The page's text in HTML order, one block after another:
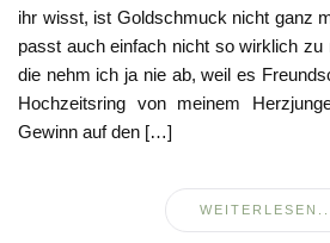
ihr wisst, ist Goldschmuck nicht ganz
passt auch einfach nicht so wirklich zu
die nehm ich ja nie ab, weil es
Hochzeitsring von meinem
Gewinn auf den […]
WEITERLESEN...